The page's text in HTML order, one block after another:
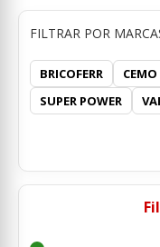
FILTRAR POR
BRICOFERR CEMO
SUPER POWER